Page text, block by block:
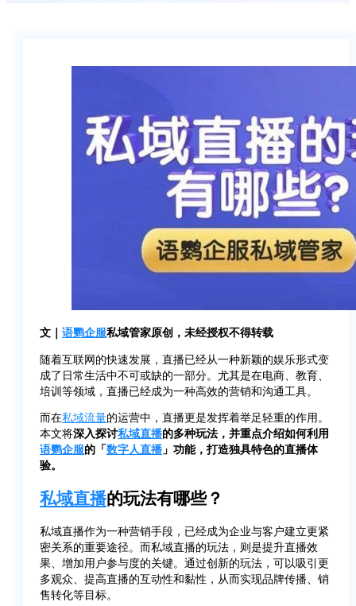
文｜ 语鹦企服私域管家原创，未经授权不得转载
随着互联网的快速发展，直播已经从一种新颖的娱乐形式变
成了日常生活中不可或缺的一部分。尤其是在电商、教育、
培训等领域，直播已经成为一种高效的营销和沟通工具。
而在私域流量的运营中，直播更是发挥着举足轻重的作用。
本文将深入探讨私域直播的多种玩法，并重点介绍如何利用
语鹦企服的「数字人直播 」功能，打造独具特色的直播体
验。
私域直播的玩法有哪些？
私域直播作为一种营销手段，已经成为企业与客户建立更紧
密关系的重要途径。而私域直播的玩法，则是提升直播效
果、增加用户参与度的关键。通过创新的玩法，可以吸引更
多观众、提高直播的互动性和黏性，从而实现品牌传播、销
售转化等目标。